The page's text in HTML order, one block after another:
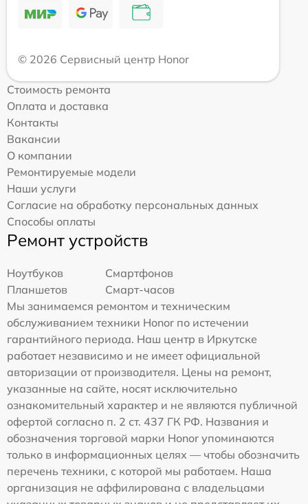
© 2026 Сервисный центр Honor
Стоимость ремонта
Оплата и доставка
Контакты
Вакансии
О компании
Ремонтируемые модели
Наши услуги
Согласие на обработку персональных данных
Способы оплаты
Ремонт устройств
Ноутбуков
Смартфонов
Планшетов
Смарт-часов
Мы занимаемся ремонтом и техническим
обслуживанием техники Honor по истечении
гарантийного периода. Наш центр в Иркутске
работает независимо и не имеет официальной
авторизации от производителя. Цены на ремонт,
указанные на сайте, носят исключительно
ознакомительный характер и не являются публичной
офертой согласно п. 2 ст. 437 ГК РФ. Названия и
обозначения торговой марки Honor упоминаются
только в информационных целях — чтобы обозначить
перечень техники, с которой мы работаем. Наша
организация не аффилирована с владельцами